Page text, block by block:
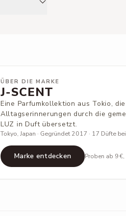
ÜBER DIE MARKE
J-SCENT
Eine Parfumkollektion aus Tokio,
Alltagserinnerungen durch die
LUZ in Duft übersetzt.
Tokyo, Japan · Gegründet 2017 · 17 Düfte
Marke entdecken Proben ab 9